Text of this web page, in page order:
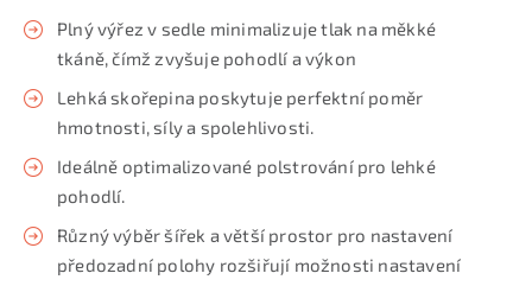
Plný výřez v sedle minimalizuje tlak na měkké
tkáně, čímž zvyšuje pohodlí a výkon
Lehká skořepina poskytuje perfektní poměr
hmotnosti, síly a spolehlivosti.
Ideálně optimalizované polstrování pro lehké
pohodlí.
Různý výběr šířek a větší prostor pro nastavení
předozadní polohy rozšiřují možnosti nastavení